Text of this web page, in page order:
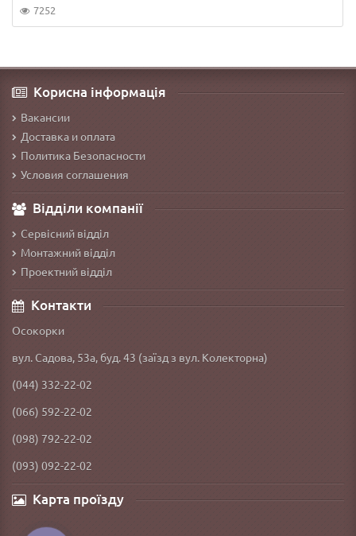
7252
Корисна інформація
Вакансии
Доставка и оплата
Политика Безопасности
Условия соглашения
Відділи компанії
Сервісний відділ
Монтажний відділ
Проектний відділ
Контакти
Осокорки
вул. Садова, 53а, буд. 43 (заїзд з вул. Колекторна)
(044) 332-22-02
(066) 592-22-02
(098) 792-22-02
(093) 092-22-02
Карта проїзду